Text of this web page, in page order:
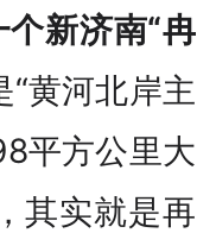
新济南“冉
“黄河北岸主
平方公里大
其实就是再